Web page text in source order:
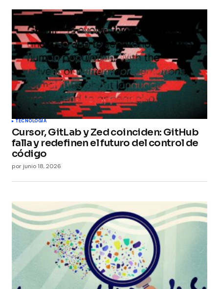
TECNOLOGÍA
Cursor, GitLab y Zed coinciden: GitHub
falla y redefinen el futuro del control de
código
por junio 18, 2026